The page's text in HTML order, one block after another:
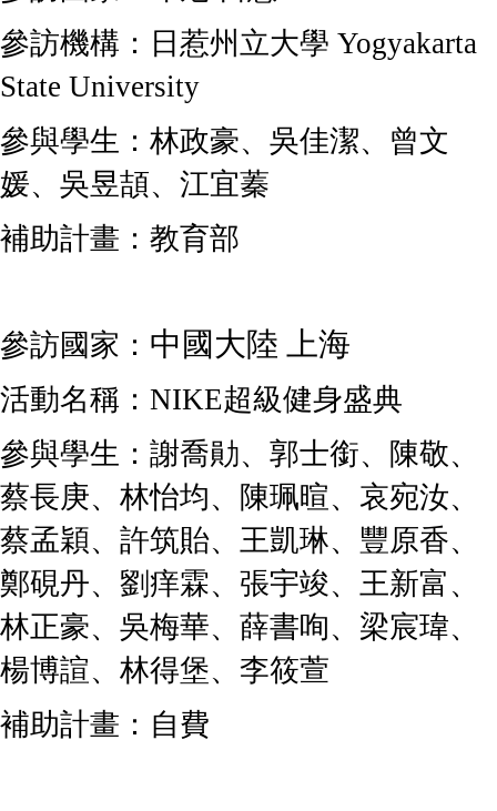
參訪機構： 日惹州立大學 Yogyakarta
State University
參與學生：林政豪、吳佳潔、曾文
媛、吳昱頡、江宜蓁
補助計畫：教育部
參訪國家： 中國大陸 上海
活動名稱： NIKE超級健身盛典
參與學生：謝喬勛、郭士銜、陳敬、
蔡長庚、林怡均、陳珮暄、哀宛汝、
蔡孟穎、許筑貽、王凱琳、豐原香、
鄭硯丹、劉痒霖、張宇竣、王新富、
林正豪、吳梅華、薛書咰、梁宸瑋、
楊博諠、林得堡、李筱萱
補助計畫：自費